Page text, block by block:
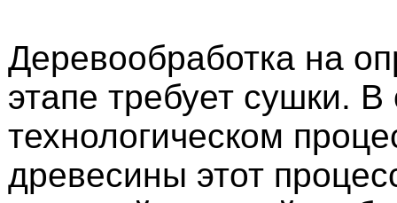
Деревообработка на
этапе требует сушки.
технологическом
древесины этот